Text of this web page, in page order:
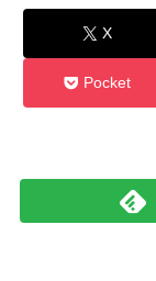
X
Pocket